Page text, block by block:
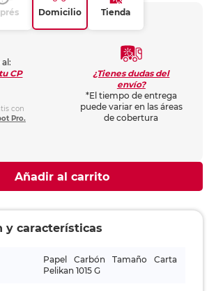
Domicilio Tienda
CP
con
Pro.
¿Tienes dudas del
envío?
*El tiempo de entrega
puede variar en las áreas
de cobertura
Añadir al carrito
y características
Papel Carbón Tamaño Carta
Pelikan 1015 G